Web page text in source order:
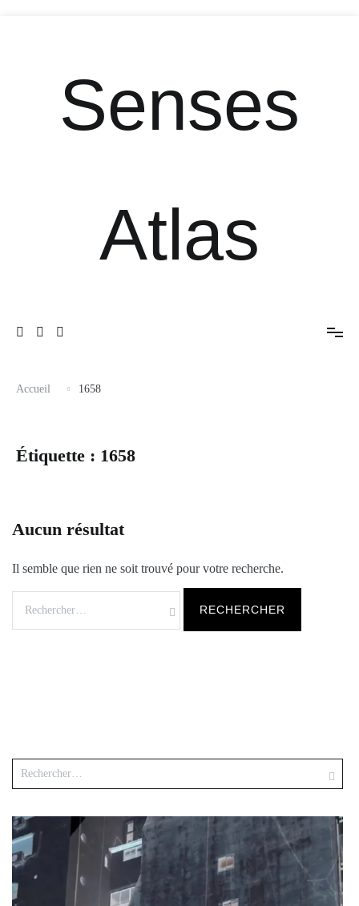
Senses
Atlas
Accueil 1658
Étiquette : 1658
Aucun résultat
Il semble que rien ne soit trouvé pour votre recherche.